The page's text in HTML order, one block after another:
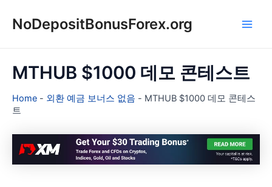
NoDepositBonusForex.org
MTHUB $1000 데모 콘테스트
Home - 외환 예금 보너스 없음 - MTHUB $1000 데모 콘테스
트